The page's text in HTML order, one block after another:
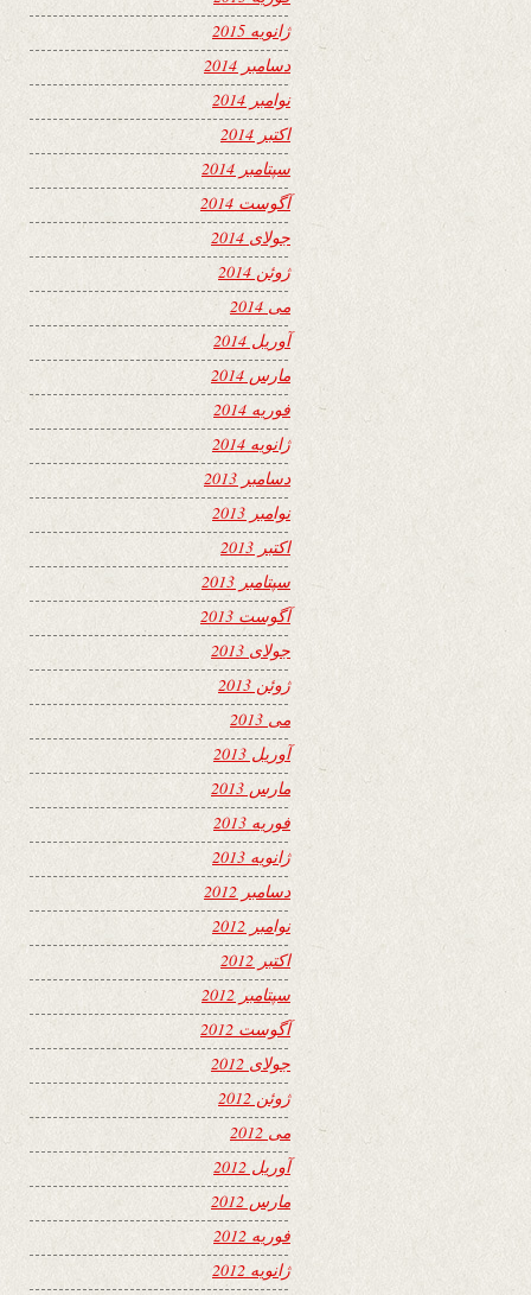
ژانویه 2015
دسامبر 2014
نوامبر 2014
اکتبر 2014
سپتامبر 2014
آگوست 2014
جولای 2014
ژوئن 2014
می 2014
آوریل 2014
مارس 2014
فوریه 2014
ژانویه 2014
دسامبر 2013
نوامبر 2013
اکتبر 2013
سپتامبر 2013
آگوست 2013
جولای 2013
ژوئن 2013
می 2013
آوریل 2013
مارس 2013
فوریه 2013
ژانویه 2013
دسامبر 2012
نوامبر 2012
اکتبر 2012
سپتامبر 2012
آگوست 2012
جولای 2012
ژوئن 2012
می 2012
آوریل 2012
مارس 2012
فوریه 2012
ژانویه 2012